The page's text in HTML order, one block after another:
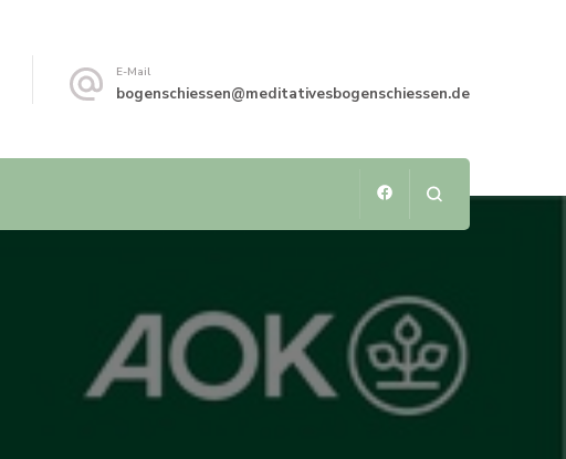
E-Mail
bogenschiessen@meditativesbogenschiessen.de